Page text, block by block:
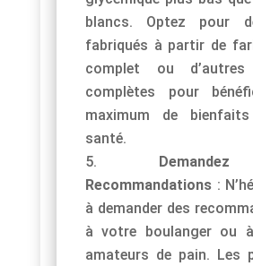
blancs. Optez pour
fabriqués à partir de
complet ou d’autres
complètes pour
maximum de
santé.
Recommandations:
à demander des
à votre boulanger ou à
amateurs de pain. Les